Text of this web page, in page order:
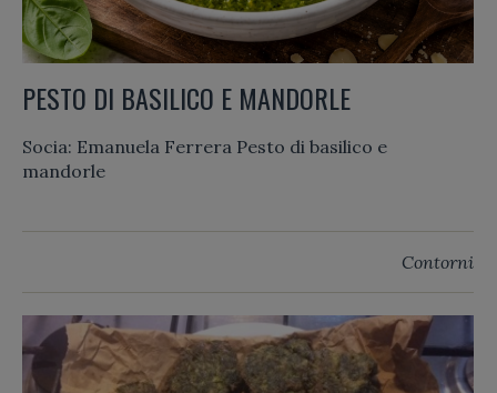
PESTO DI BASILICO E MANDORLE
Socia: Emanuela Ferrera Pesto di basilico e
mandorle
Contorni